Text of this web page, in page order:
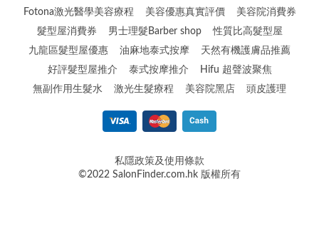
Fotona激光醫學美容療程
美容優惠真實評價
美容院消費券
髮型屋消費券
男士理髮Barber shop
性質比高髮型屋
九龍區髮型屋優惠
油麻地泰式按摩
天然有機護膚品推薦
好評髮型屋推介
泰式按摩推介
Hifu 超聲波聚焦
無副作用生髮水
激光生髮療程 美容院黑店 頭皮護理
私隱政策及使用條款
©2022 SalonFinder.com.hk 版權所有